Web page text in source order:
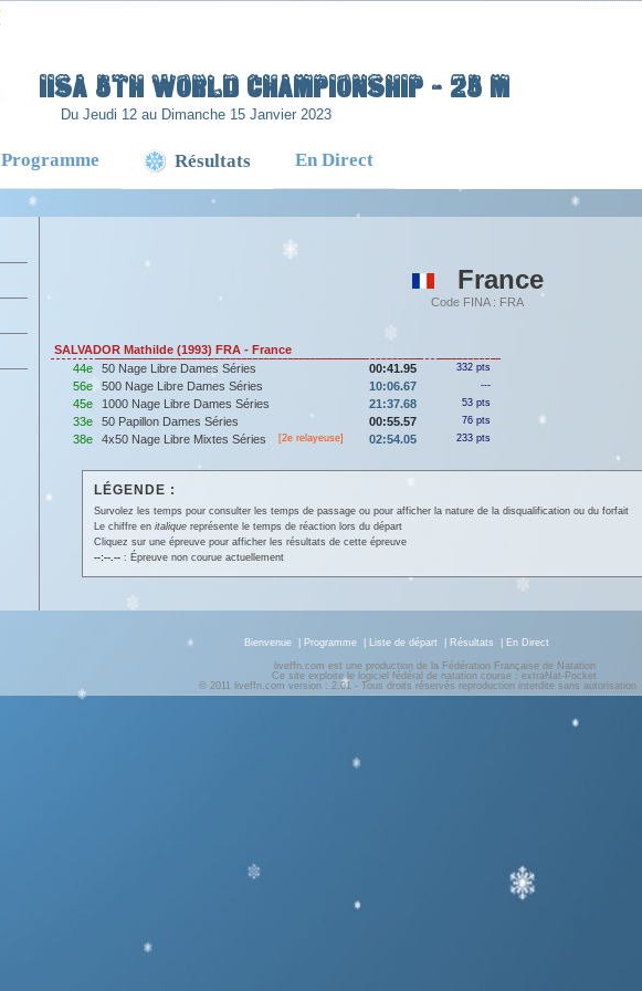
IISA 5TH WORLD CHAMPIONSHIP - 25 m
Du Jeudi 12 au Dimanche 15 Janvier 2023
Programme Résultats En Direct
France
Code FINA : FRA
SALVADOR Mathilde (1993) FRA - France
44e
50 Nage Libre Dames Séries 00:41.95 332 pts
56e 500 Nage Libre Dames Séries 10:06.67 ---
45e 1000 Nage Libre Dames Séries 21:37.68 53 pts
33e 50 Papillon Dames Séries 00:55.57 76 pts
38e 4x50 Nage Libre Mixtes Séries [2e relayeuse] 02:54.05 233 pts
LÉGENDE :
Survolez les temps pour consulter les temps de passage ou pour afficher la nature de la disqualification ou du forfait
Le chiffre en italiquereprésente le temps de réaction lors du départ
Cliquez sur une épreuve pour afficher les résultats de cette épreuve
--:--.--: Épreuve non courue actuellement
Bienvenue Programme Liste de départ Résultats En Direct
liveffn.com est une production de la Fédération Française de Natation
Ce site exploite le logiciel fédéral de natation course : extraNat-Pocket
© 2011 liveffn.com version : 2.01 - Tous droits réservés reproduction interdite sans autorisation